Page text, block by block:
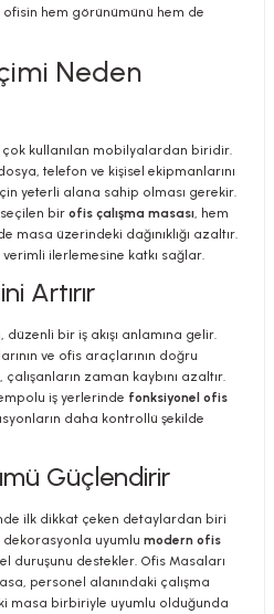
hem görünümünü hem de
Neden
kullanılan mobilyalardan biridir.
telefon ve kişisel ekipmanlarını
yeterli alana sahip olması gerekir.
bir ofis çalışma masası , hem
masa üzerindeki dağınıklığı azaltır.
verimli ilerlemesine katkı sağlar.
Artırır
bir iş akışı anlamına gelir.
ve ofis araçlarının doğru
zaman kaybını azaltır.
iş yerlerinde fonksiyonel ofis
daha kontrollü şekilde
Güçlendirir
ilk dikkat çeken detaylardan biri
dekorasyonla uyumlu modern ofis
duruşunu destekler. Ofis Masaları
personel alanındaki çalışma
masa birbiriyle uyumlu olduğunda